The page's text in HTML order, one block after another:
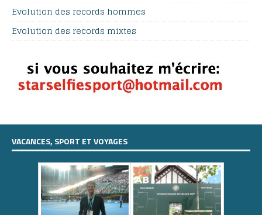
Evolution des records hommes
Evolution des records mixtes
VACANCES, SPORT ET VOYAGES